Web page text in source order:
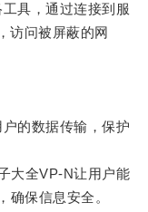
具，通过连接到服
访问被屏蔽的网
的数据传输，保护
全VP-N让用户能
确保信息安全。